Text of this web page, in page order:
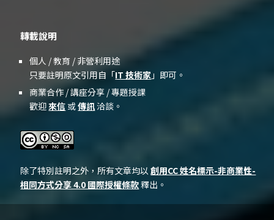
轉載說明
個人 / 教育 / 非營利用途
只要註明原文引用自「IT 技術家 」即可。
商業合作 / 講座分享 / 專題授課
歡迎來信 或傳訊洽談。
除了特別註明之外，所有文章均以創用CC 姓名標示-非商業性-
相同方式分享 4.0 國際授權條款釋出。